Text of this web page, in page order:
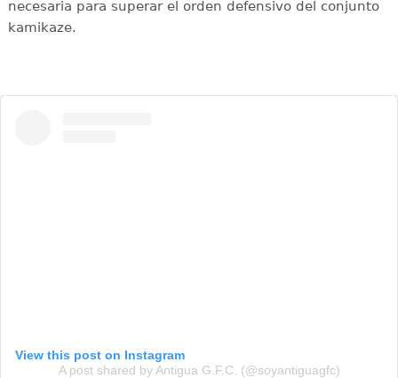
necesaria para superar el orden defensivo del conjunto
kamikaze.
View this post on Instagram
A post shared by Antigua G.F.C. (@soyantiguagfc)